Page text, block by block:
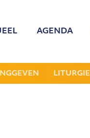
AGENDA
LITURGIE